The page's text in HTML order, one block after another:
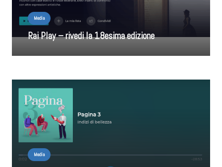
Media
Rai Play – rivedi la 18esima edizione
Media